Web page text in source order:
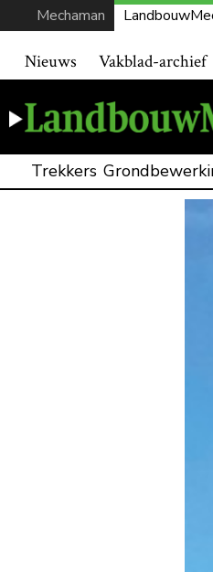
Mechaman
Nieuws Vakblad-archief
Trekkers